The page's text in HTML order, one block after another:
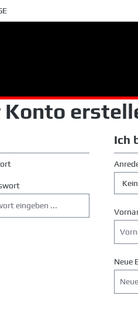
Konto
Ich
Neue